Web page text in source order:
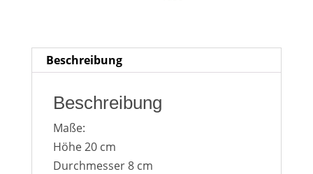
Heute en ßen
Beschreibung
Beschreibung
Maße:
Höhe 20 cm
Durchmesser 8 cm